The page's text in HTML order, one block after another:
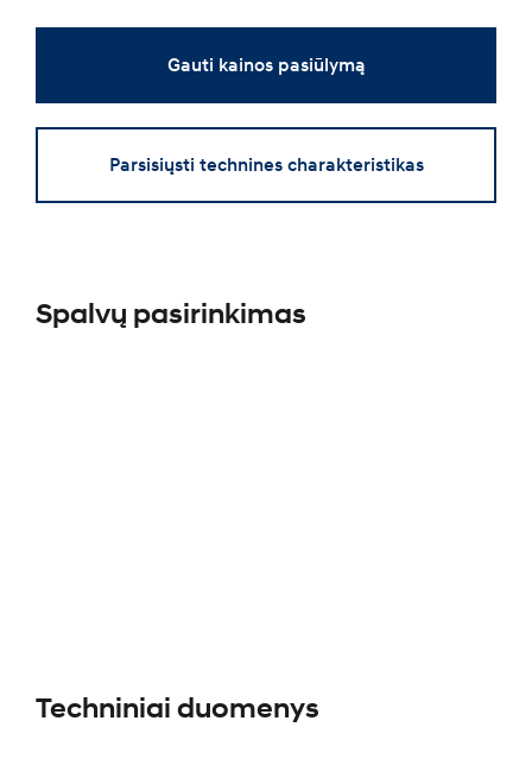
Gauti kainos pasiūlymą
Parsisiųsti technines charakteristikas
Spalvų pasirinkimas
Techniniai duomenys